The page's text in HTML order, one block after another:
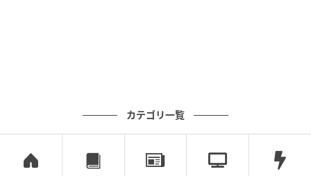
カテゴリ一覧